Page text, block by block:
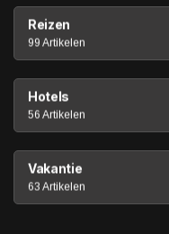
Reizen
99 Artikelen
Hotels
56 Artikelen
Vakantie
63 Artikelen